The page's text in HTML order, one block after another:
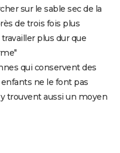
sur le sable sec de la
de trois fois plus
plus dur que
qui conservent des
ne le font pas
trouvent aussi un moyen